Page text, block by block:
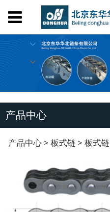
首页
关于我们
产品中心
设备工艺
荣誉证书
产品中心
板式链
产品中心> 板式链> 板式链